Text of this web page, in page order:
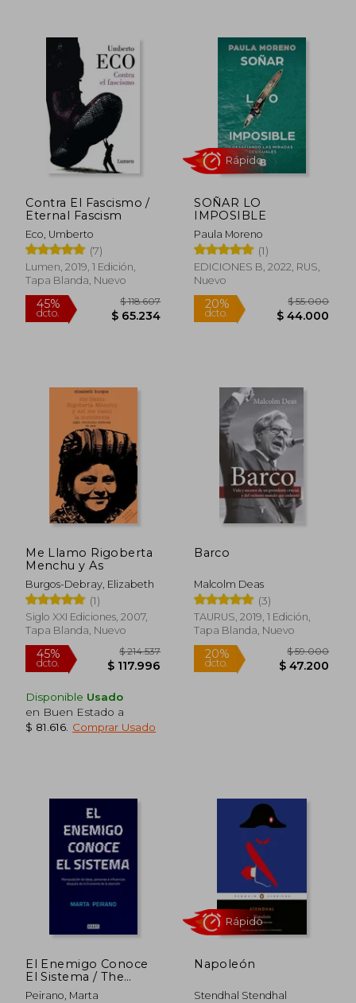
45%
dcto. $ 67.590
Contra El Fascismo /
Eternal Fascism
Eco, Umberto
(7)
Lumen, 2019, 1 Edición,
Tapa Blanda, Nuevo
45%
dcto. $ 65.234
SOÑAR LO
IMPOSIBLE
Paula Moreno
(1)
EDICIONES B, 2022, RUS,
Nuevo
20%
dcto.
Rápido
Me Llamo Rigoberta
Menchu y As
Burgos-Debray, Elizabeth
(1)
Siglo XXI Ediciones, 2007,
Tapa Blanda, Nuevo
45%
dcto. $ 117.996
Disponible Usado
en Buen Estado a
$ 81.616 Comprar Usado
Barco
Malcolm Deas
(3)
TAURUS, 2019, 1 Edición,
Tapa Blanda, Nuevo
20%
dcto.
El Enemigo Conoce
El Sistema / The
Enemy Knows the
Peirano, Marta
Napoleón
Stendhal Stendhal